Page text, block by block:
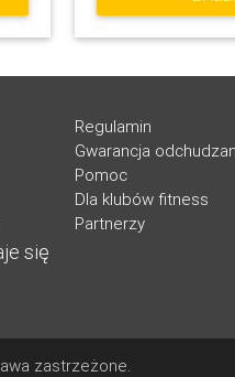
się
Regulamin
Gwarancja
Pomoc
Dla klubów fitness
Partnerzy
zastrzeżone.